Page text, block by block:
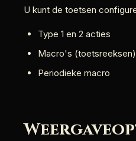
U kunt de toetsen
Type 1 en 2 acties
Macro's (toetsreeksen)
Periodieke macro